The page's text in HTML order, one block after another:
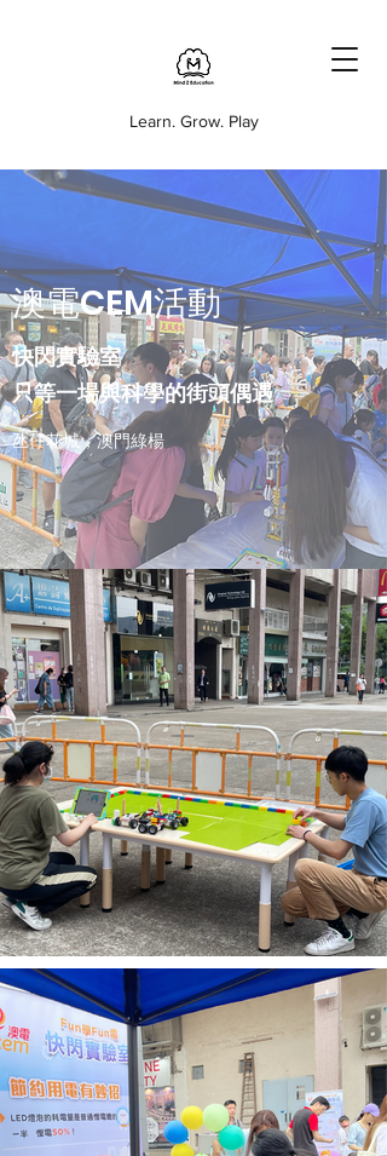
Learn. Grow. Play
​澳電CEM活動
快閃實驗室
​​只等一場與科學的街頭偶遇
氹仔花城，澳門綠楊